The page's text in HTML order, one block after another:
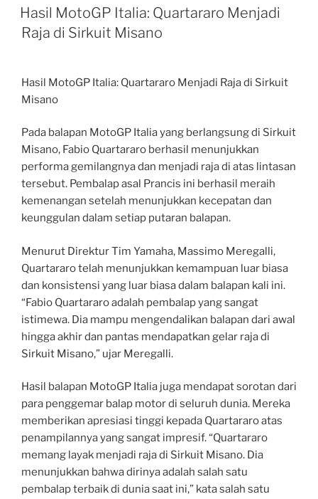
ON
Hasil MotoGP Italia: Quartararo Menjadi
Raja di Sirkuit Misano
Hasil MotoGP Italia: Quartararo Menjadi Raja di Sirkuit
Misano
Pada balapan MotoGP Italia yang berlangsung di Sirkuit
Misano, Fabio Quartararo berhasil menunjukkan
performa gemilangnya dan menjadi raja di atas lintasan
tersebut. Pembalap asal Prancis ini berhasil meraih
kemenangan setelah menunjukkan kecepatan dan
keunggulan dalam setiap putaran balapan.
Menurut Direktur Tim Yamaha, Massimo Meregalli,
Quartararo telah menunjukkan kemampuan luar biasa
dan konsistensi yang luar biasa dalam balapan kali ini.
“Fabio Quartararo adalah pembalap yang sangat
istimewa. Dia mampu mengendalikan balapan dari awal
hingga akhir dan pantas mendapatkan gelar raja di
Sirkuit Misano,” ujar Meregalli.
Hasil balapan MotoGP Italia juga mendapat sorotan dari
para penggemar balap motor di seluruh dunia. Mereka
memberikan apresiasi tinggi kepada Quartararo atas
penampilannya yang sangat impresif. “Quartararo
memang layak menjadi raja di Sirkuit Misano. Dia
menunjukkan bahwa dirinya adalah salah satu
pembalap terbaik di dunia saat ini,” kata salah satu